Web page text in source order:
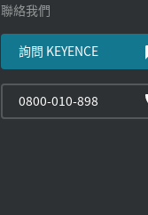
聯絡我們
詢問 KEYENCE
0800-010-898